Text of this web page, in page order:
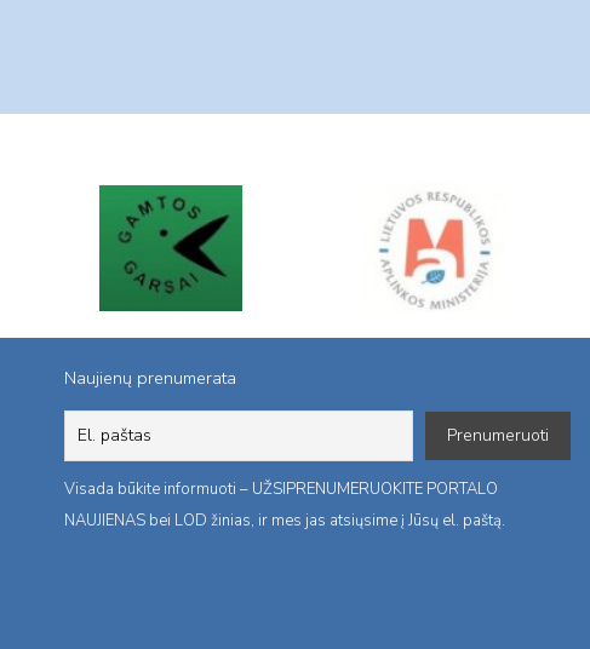
Naujienų prenumerata
Visada būkite informuoti – UŽSIPRENUMERUOKITE PORTALO
NAUJIENAS bei LOD žinias, ir mes jas atsiųsime į Jūsų el. paštą.